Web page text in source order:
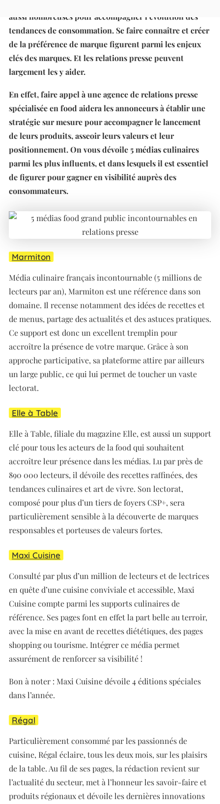
aussi nombreuses pour accompagner l’évolution des
tendances de consommation. Se faire connaître et créer
de la préférence de marque figurent parmi les enjeux
clés des marques. Et les relations presse peuvent
largement les y aider.
En effet, faire appel à une agence de relations presse
spécialisée en food aidera les annonceurs à établir une
stratégie sur mesure pour accompagner le lancement
de leurs produits, asseoir leurs valeurs et leur
positionnement. On vous dévoile 5 médias culinaires
parmi les plus influents, et dans lesquels il est essentiel
de figurer pour gagner en visibilité auprès des
consommateurs.
Marmiton
Média culinaire français incontournable (5 millions de
lecteurs par an), Marmiton est une référence dans son
domaine. Il recense notamment des idées de recettes et
de menus, partage des actualités et des astuces pratiques.
Ce support est donc un excellent tremplin pour
accroître la présence de votre marque. Grâce à son
approche participative, sa plateforme attire par ailleurs
un large public, ce qui lui permet de toucher un vaste
lectorat.
Elle à Table
Elle à Table, filiale du magazine Elle, est aussi un support
clé pour tous les acteurs de la food qui souhaitent
accroître leur présence dans les médias. Lu par près de
890 000 lecteurs, il dévoile des recettes raffinées, des
tendances culinaires et art de vivre. Son lectorat,
composé pour plus d’un tiers de foyers CSP+, sera
particulièrement sensible à la découverte de marques
responsables et porteuses de valeurs fortes.
Maxi Cuisine
Consulté par plus d’un million de lecteurs et de lectrices
en quête d’une cuisine conviviale et accessible, Maxi
Cuisine compte parmi les supports culinaires de
référence. Ses pages font en effet la part belle au terroir,
avec la mise en avant de recettes diététiques, des pages
shopping ou tourisme. Intégrer ce média permet
assurément de renforcer sa visibilité !
Bon à noter : Maxi Cuisine dévoile 4 éditions spéciales
dans l’année.
Régal
Particulièrement consommé par les passionnés de
cuisine, Régal éclaire, tous les deux mois, sur les plaisirs
de la table. Au fil de ses pages, la rédaction revient sur
l’actualité du secteur, met à l’honneur les savoir-faire et
produits régionaux et dévoile les dernières innovations